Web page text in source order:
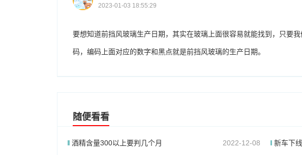
2023-01-03 18:55:29
要想知道前挡风玻璃生产日期，其实在玻璃上面很容易就能找到，只要
码，编码上面对应的数字和黑点就是前挡风玻璃的生产日期。
随便看看
酒精含量300以上要判几个月 2022-12-08 新车下